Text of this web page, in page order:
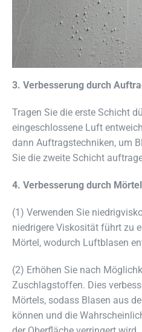
3. Verbesserung durch
Tragen Sie die erste Schicht
eingeschlossene Luft
dann Auftragstechniken, um
Sie die zweite Schicht
4. Verbesserung durch
(1) Verwenden Sie
niedrigere Viskosität führt zu
Mörtel, wodurch Luftblasen
(2) Erhöhen Sie nach
Zuschlagstoffen. Dies
Mörtels, sodass Blasen aus
können und die